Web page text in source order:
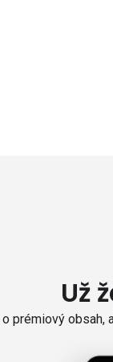
Už
prémiový obsah,